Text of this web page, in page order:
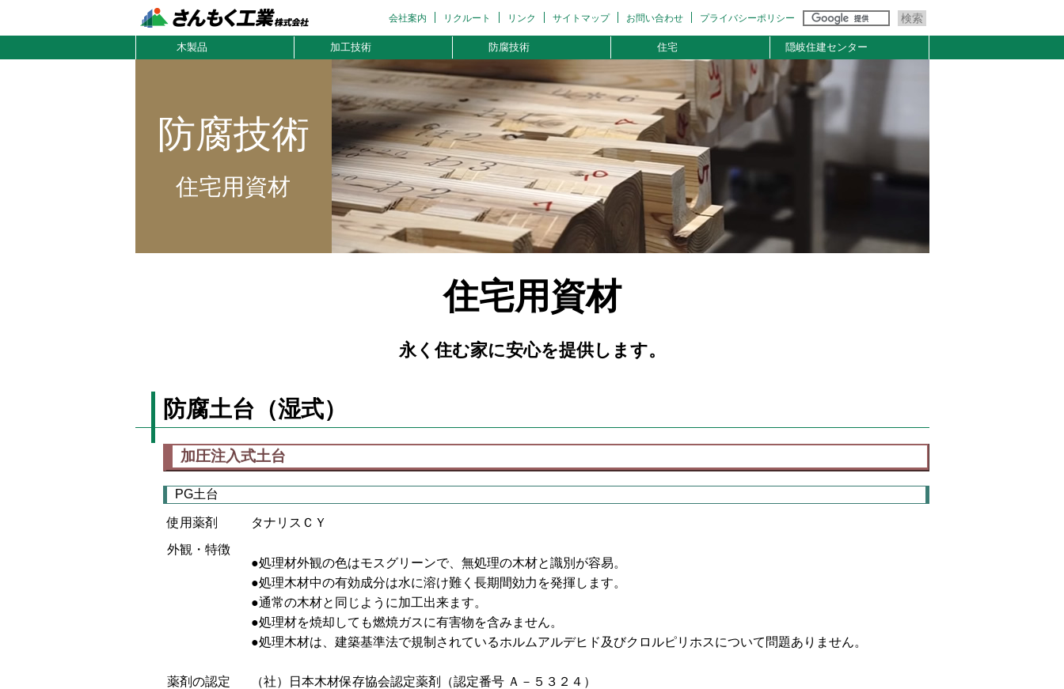
会社案内 リクルート リンク サイトマップ お問い合わせ プライバシーポリシー
木製品 加工技術 防腐技術 住宅 隠岐住建センター
防腐技術
住宅用資材
住宅用資材
永く住む家に安心を提供します。
防腐土台（湿式）
加圧注入式土台
PG土台
使用薬剤
タナリスＣＹ
外観・特徴
●処理材外観の色はモスグリーンで、無処理の木材と識別が容易。
●処理木材中の有効成分は水に溶け難く長期間効力を発揮します。
●通常の木材と同じように加工出来ます。
●処理材を焼却しても燃焼ガスに有害物を含みません。
●処理木材は、建築基準法で規制されているホルムアルデヒド及びクロルピリホスについて問題ありません。
薬剤の認定
（社）日本木材保存協会認定薬剤（認定番号 Ａ－５３２４）